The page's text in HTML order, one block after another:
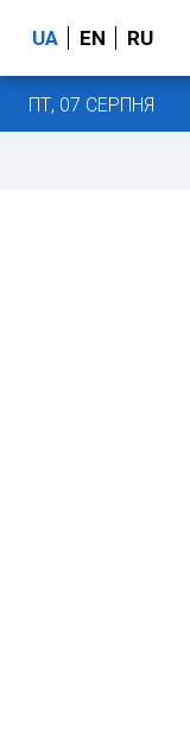
UA EN RU
ПТ, 07 СЕРПНЯ